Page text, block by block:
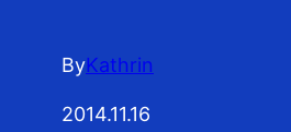
ByKathrin
2014.11.16